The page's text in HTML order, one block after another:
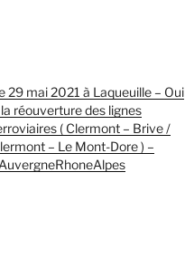
29 mai 2021 à Laqueuille – Oui
réouverture des lignes
( Clermont – Brive /
– Le Mont-Dore ) –